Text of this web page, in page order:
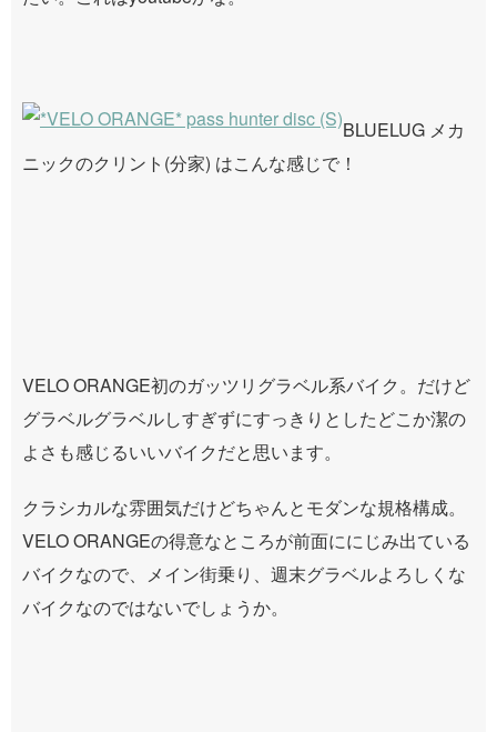
BLUELUG メカ
ニックのクリント(分家) はこんな感じで！
VELO ORANGE初のガッツリグラベル系バイク。だけど
グラベルグラベルしすぎずにすっきりとしたどこか潔の
よさも感じるいいバイクだと思います。
クラシカルな雰囲気だけどちゃんとモダンな規格構成。
VELO ORANGEの得意なところが前面ににじみ出ている
バイクなので、メイン街乗り、週末グラベルよろしくな
バイクなのではないでしょうか。